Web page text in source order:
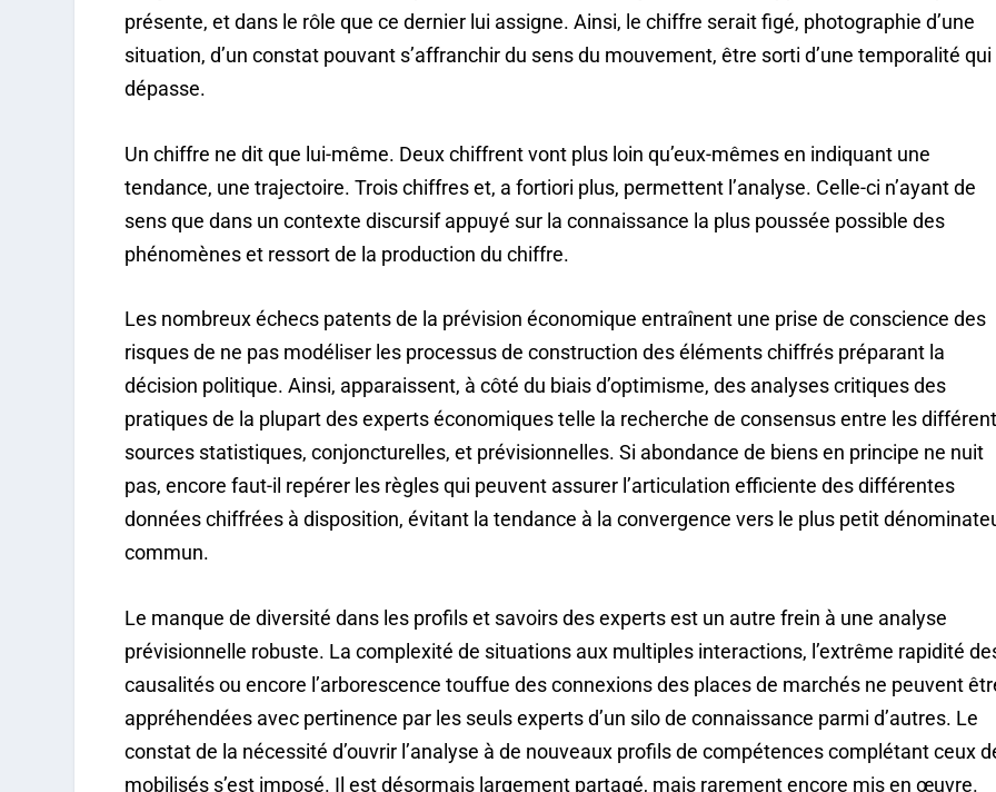
présente, et dans le rôle que ce dernier lui assigne. Ainsi, le chiffre serait figé, photographie d’une
situation, d’un constat pouvant s’affranchir du sens du mouvement, être sorti d’une temporalité qui
dépasse.
Un chiffre ne dit que lui-même. Deux chiffrent vont plus loin qu’eux-mêmes en indiquant une
tendance, une trajectoire. Trois chiffres et, a fortiori plus, permettent l’analyse. Celle-ci n’ayant de
sens que dans un contexte discursif appuyé sur la connaissance la plus poussée possible des
phénomènes et ressort de la production du chiffre.
Les nombreux échecs patents de la prévision économique entraînent une prise de conscience des
risques de ne pas modéliser les processus de construction des éléments chiffrés préparant la
décision politique. Ainsi, apparaissent, à côté du biais d’optimisme, des analyses critiques des
pratiques de la plupart des experts économiques telle la recherche de consensus entre les
sources statistiques, conjoncturelles, et prévisionnelles. Si abondance de biens en principe ne nuit
pas, encore faut-il repérer les règles qui peuvent assurer l’articulation efficiente des différentes
données chiffrées à disposition, évitant la tendance à la convergence vers le plus petit
commun.
Le manque de diversité dans les profils et savoirs des experts est un autre frein à une analyse
prévisionnelle robuste. La complexité de situations aux multiples interactions, l’extrême rapidité
causalités ou encore l’arborescence touffue des connexions des places de marchés ne peuvent
appréhendées avec pertinence par les seuls experts d’un silo de connaissance parmi d’autres. Le
constat de la nécessité d’ouvrir l’analyse à de nouveaux profils de compétences complétant ceux
mobilisés s’est imposé. Il est désormais largement partagé, mais rarement encore mis en œuvre.